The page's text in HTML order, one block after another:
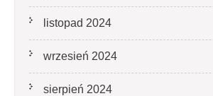
listopad 2024
wrzesień 2024
sierpień 2024